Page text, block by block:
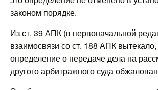
законом порядке.
Из ст. 39 АПК (в первоначальной
взаимосвязи со ст. 188 АПК вытекало,
определение о передаче дела на
другого арбитражного суда